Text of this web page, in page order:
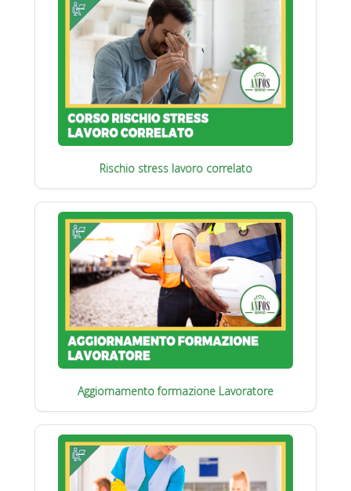
Rischio stress lavoro correlato
Aggiornamento formazione Lavoratore